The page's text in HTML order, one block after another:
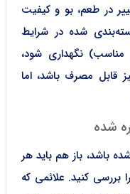
در طعم، بو و کیفیت
شده در شرایط
نگهداری شود،
قابل مصرف باشد، اما
شده
باشد، باز هم باید هر
کنید. علائمی که